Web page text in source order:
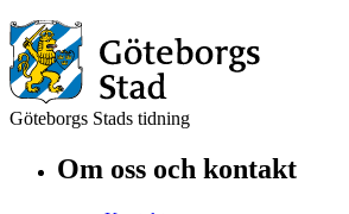
Göteborgs Stads tidning
Om oss och kontakt